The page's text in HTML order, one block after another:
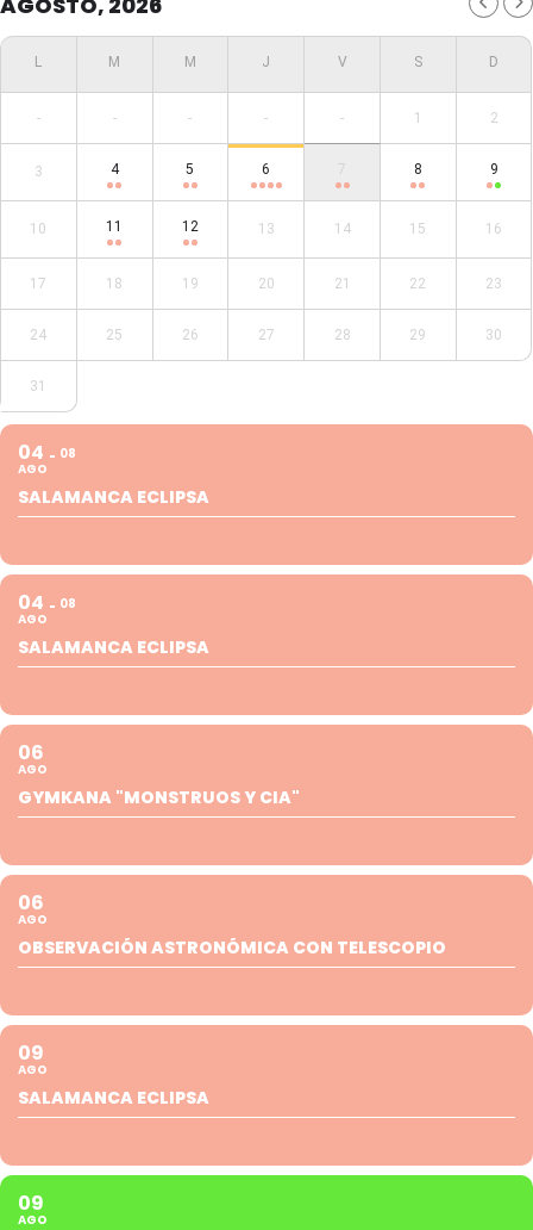
- - - - - 1 2
3 4 5 6 7 8 9
10 11 12 13 14 15 16
17 18 19 20 21 22 23
24 25 26 27 28 29 30
31
04
AGO
08
SALAMANCA ECLIPSA
04
AGO
08
SALAMANCA ECLIPSA
06
AGO
GYMKANA "MONSTRUOS Y CIA"
06
AGO
OBSERVACIÓN ASTRONÓMICA CON TELESCOPIO
09
AGO
SALAMANCA ECLIPSA
09
AGO